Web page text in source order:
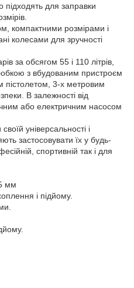
підходять для заправки
компактними розмірами і
колесами для зручності
за обсягом 55 і 110 літрів,
з вбудованим пристроєм
пістолетом, 3-х метровим
В залежності від
або електричним насосом
універсальності і
застосовувати їх у будь-
спортивній так і для
мм
і підйому.